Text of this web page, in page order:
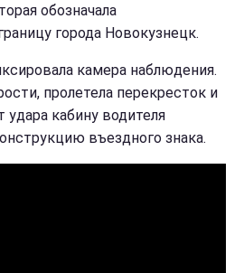
обозначала
города Новокузнецк.
камера наблюдения.
пролетела перекресток и
удара кабину водителя
въездного знака.